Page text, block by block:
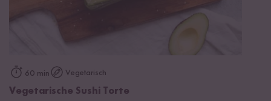
60 min Vegetarisch
Vegetarische Sushi Torte